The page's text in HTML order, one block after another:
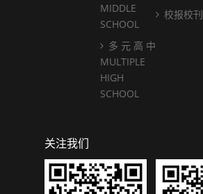
MIDDLE
SCHOOL
多 元 高 中
MULTIPLE
HIGH
SCHOOL
校报校刊
关注我们